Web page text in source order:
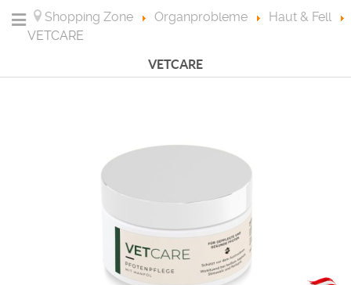
Shopping Zone Organprobleme
Haut & Fell
VETCARE
VETCARE